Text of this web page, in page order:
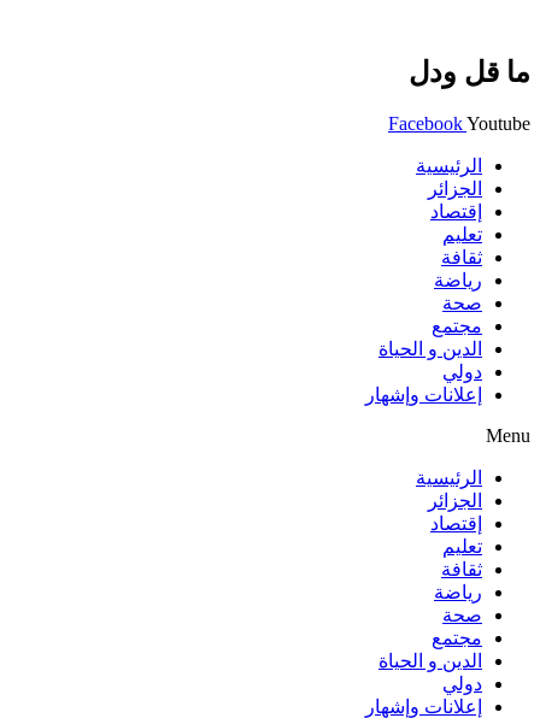
ما قل ودل
FacebookYoutube
الرئيسية
الجزائر
إقتصاد
تعليم
ثقافة
رياضة
صحة
مجتمع
الدين و الحياة
دولي
إعلانات وإشهار
Menu
الرئيسية
الجزائر
إقتصاد
تعليم
ثقافة
رياضة
صحة
مجتمع
الدين و الحياة
دولي
إعلانات وإشهار